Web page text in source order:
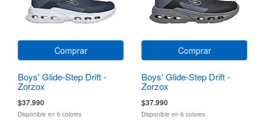
Comprar
Boys' Glide-Step Drift -
Zorzox
$37.990
Disponible en 6 colores
Comprar
Boys' Glide-Step Drift -
Zorzox
$37.990
Disponible en 6 colores